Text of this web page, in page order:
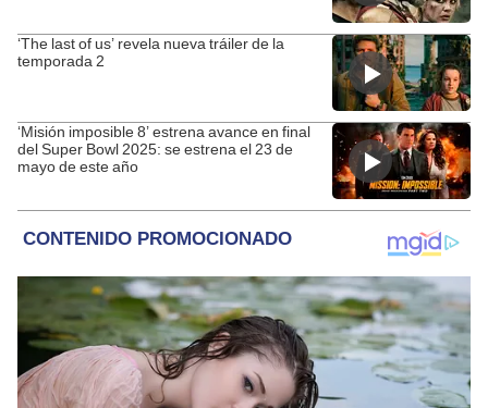
‘The last of us’ revela nueva tráiler de la
temporada 2
‘Misión imposible 8’ estrena avance en final
del Super Bowl 2025: se estrena el 23 de
mayo de este año